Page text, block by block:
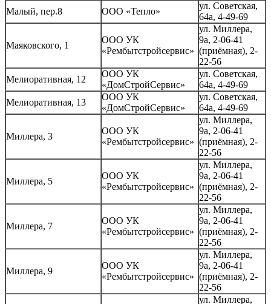
Малый, пер.8
ООО «Тепло»
ул. Советская,
64а, 4-49-69
Маяковского, 1
ООО УК
«Рембытстройсервис»
ул. Миллера,
9а, 2-06-41
(приёмная), 2-
22-56
Мелиоративная, 12
ООО УК
«ДомСтройСервис»
ул. Советская,
64а, 4-49-69
Мелиоративная, 13
ООО УК
«ДомСтройСервис»
ул. Советская,
64а, 4-49-69
Миллера, 3
ООО УК
«Рембытстройсервис»
ул. Миллера,
9а, 2-06-41
(приёмная), 2-
22-56
Миллера, 5
ООО УК
«Рембытстройсервис»
ул. Миллера,
9а, 2-06-41
(приёмная), 2-
22-56
Миллера, 7
ООО УК
«Рембытстройсервис»
ул. Миллера,
9а, 2-06-41
(приёмная), 2-
22-56
Миллера, 9
ООО УК
«Рембытстройсервис»
ул. Миллера,
9а, 2-06-41
(приёмная), 2-
22-56
ул. Миллера,